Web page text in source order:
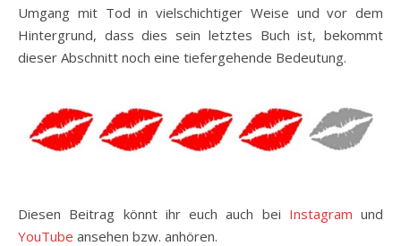
Umgang mit Tod in vielschichtiger Weise und vor dem
Hintergrund, dass dies sein letztes Buch ist, bekommt
dieser Abschnitt noch eine tiefergehende Bedeutung.
Diesen Beitrag könnt ihr euch auch bei Instagram und
YouTube ansehen bzw. anhören.